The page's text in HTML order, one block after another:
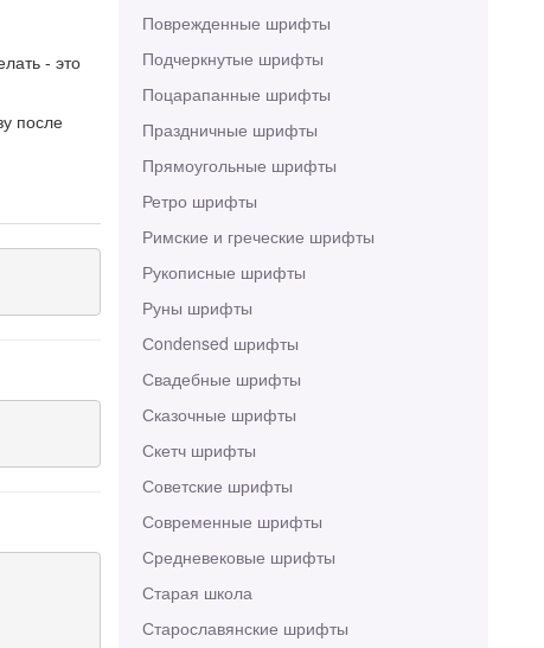
Поврежденные шрифты
Подчеркнутые шрифты
Поцарапанные шрифты
Праздничные шрифты
Прямоугольные шрифты
Ретро шрифты
Римские и греческие шрифты
Рукописные шрифты
Руны шрифты
Сondensed шрифты
Свадебные шрифты
Сказочные шрифты
Скетч шрифты
Советские шрифты
Современные шрифты
Средневековые шрифты
Старая школа
Старославянские шрифты
- это
после